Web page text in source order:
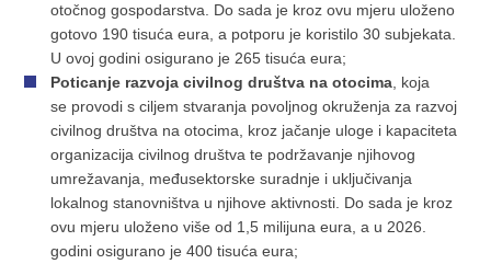
otočnog gospodarstva. Do sada je kroz ovu mjeru uloženo
gotovo 190 tisuća eura, a potporu je koristilo 30 subjekata.
U ovoj godini osigurano je 265 tisuća eura;
Poticanje razvoja civilnog društva na otocima, koja
se provodi s ciljem stvaranja povoljnog okruženja za razvoj
civilnog društva na otocima, kroz jačanje uloge i kapaciteta
organizacija civilnog društva te podržavanje njihovog
umrežavanja, međusektorske suradnje i uključivanja
lokalnog stanovništva u njihove aktivnosti. Do sada je kroz
ovu mjeru uloženo više od 1,5 milijuna eura, a u 2026.
godini osigurano je 400 tisuća eura;